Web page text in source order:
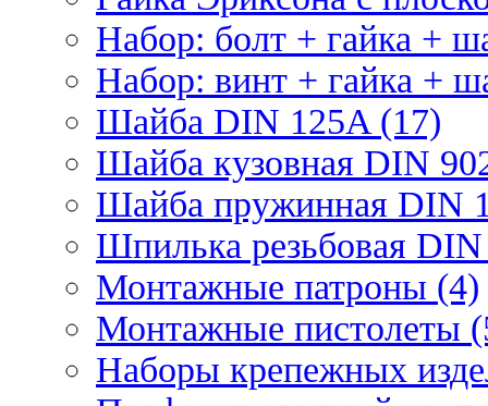
Набор: болт + гайка +
Набор: винт + гайка +
Шайба DIN 125A (17)
Шайба кузовная DIN
Шайба пружинная DIN
Шпилька резьбовая
Монтажные патроны (4)
Монтажные пистолеты
Наборы крепежных